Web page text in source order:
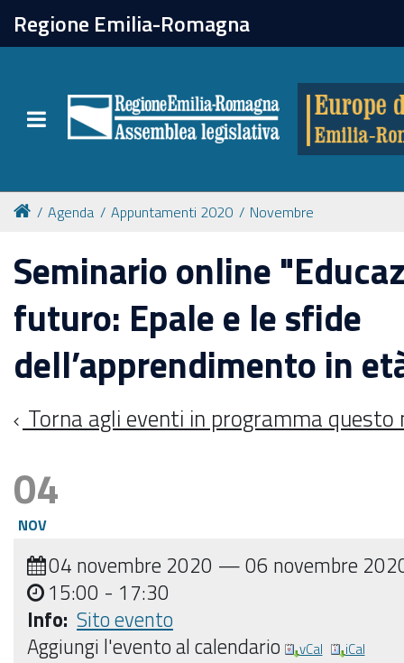
Regione Emilia-Romagna
Toggle navigation
chiudi
Attività
Formazione
Eventi
Tutte le notizie
Newsletter
Agenda Appuntamenti 2020 Novembre
Seminario online
futuro: Epale e le sfide
dell’apprendimento in
Torna agli eventi in programma questo
04
NOV
04 novembre 2020 —06 novembre
15:00 - 17:30
Info: Sito evento
Aggiungi l'evento al calendario
vCal iCal